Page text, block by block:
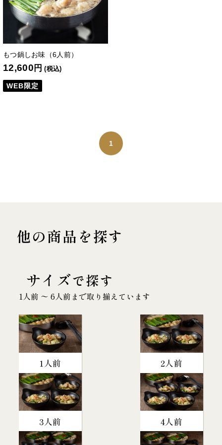
もつ鍋しお味（6人前）
12,600 円 (税込)
WEB限定
1
他の商品を探す
サイズで探す
1人前 〜 6人前まで取り揃えています
1人前 2人前
3人前 4人前